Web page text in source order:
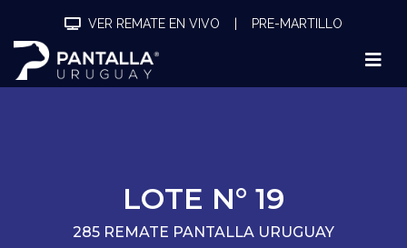
VER REMATE EN VIVO PRE-MARTILLO
LOTE N° 19
285 REMATE PANTALLA URUGUAY